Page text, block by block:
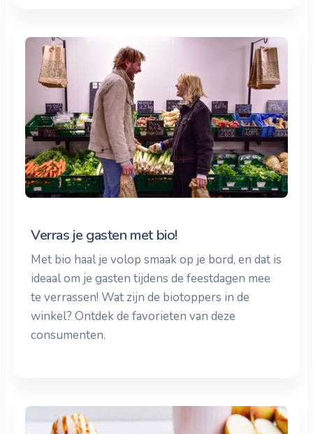
Verras je gasten met bio!
Met bio haal je volop smaak op je bord, en dat is
ideaal om je gasten tijdens de feestdagen mee
te verrassen! Wat zijn de biotoppers in de
winkel? Ontdek de favorieten van deze
consumenten.